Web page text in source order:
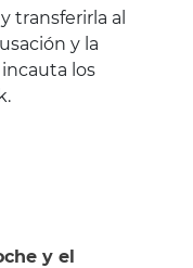
transferirla al
y la
los
y el